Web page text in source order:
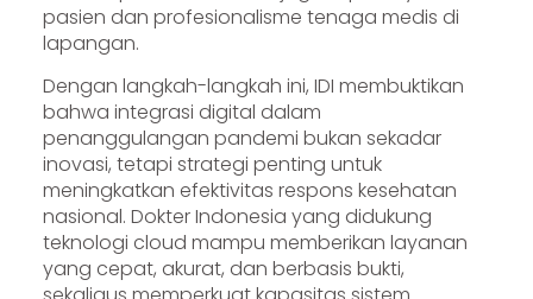
pasien dan profesionalisme tenaga medis di
lapangan.
Dengan langkah-langkah ini, IDI membuktikan
bahwa integrasi digital dalam
penanggulangan pandemi bukan sekadar
inovasi, tetapi strategi penting untuk
meningkatkan efektivitas respons kesehatan
nasional. Dokter Indonesia yang didukung
teknologi cloud mampu memberikan layanan
yang cepat, akurat, dan berbasis bukti,